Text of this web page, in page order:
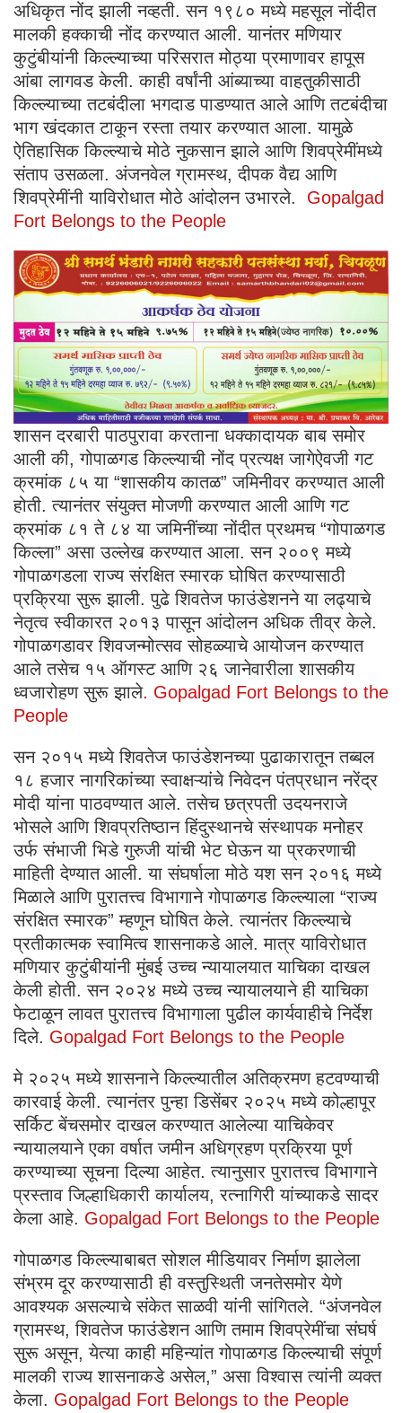
अधिकृत नोंद झाली नव्हती. सन १९८० मध्ये महसूल नोंदीत
मालकी हक्काची नोंद करण्यात आली. यानंतर मणियार
कुटुंबीयांनी किल्ल्याच्या परिसरात मोठ्या प्रमाणावर हापूस
आंबा लागवड केली. काही वर्षांनी आंब्याच्या वाहतुकीसाठी
किल्ल्याच्या तटबंदीला भगदाड पाडण्यात आले आणि तटबंदीचा
भाग खंदकात टाकून रस्ता तयार करण्यात आला. यामुळे
ऐतिहासिक किल्ल्याचे मोठे नुकसान झाले आणि शिवप्रेमींमध्ये
संताप उसळला. अंजनवेल ग्रामस्थ, दीपक वैद्य आणि
शिवप्रेमींनी याविरोधात मोठे आंदोलन उभारले. Gopalgad
Fort Belongs to the People
शासन दरबारी पाठपुरावा करताना धक्कादायक बाब समोर
आली की, गोपाळगड किल्ल्याची नोंद प्रत्यक्ष जागेऐवजी गट
क्रमांक ८५ या “शासकीय कातळ” जमिनीवर करण्यात आली
होती. त्यानंतर संयुक्त मोजणी करण्यात आली आणि गट
क्रमांक ८१ ते ८४ या जमिनींच्या नोंदीत प्रथमच “गोपाळगड
किल्ला” असा उल्लेख करण्यात आला. सन २००९ मध्ये
गोपाळगडला राज्य संरक्षित स्मारक घोषित करण्यासाठी
प्रक्रिया सुरू झाली. पुढे शिवतेज फाउंडेशनने या लढ्याचे
नेतृत्व स्वीकारत २०१३ पासून आंदोलन अधिक तीव्र केले.
गोपाळगडावर शिवजन्मोत्सव सोहळ्याचे आयोजन करण्यात
आले तसेच १५ ऑगस्ट आणि २६ जानेवारीला शासकीय
ध्वजारोहण सुरू झाले. Gopalgad Fort Belongs to the
People
सन २०१५ मध्ये शिवतेज फाउंडेशनच्या पुढाकारातून तब्बल
१८ हजार नागरिकांच्या स्वाक्षऱ्यांचे निवेदन पंतप्रधान नरेंद्र
मोदी यांना पाठवण्यात आले. तसेच छत्रपती उदयनराजे
भोसले आणि शिवप्रतिष्ठान हिंदुस्थानचे संस्थापक मनोहर
उर्फ संभाजी भिडे गुरुजी यांची भेट घेऊन या प्रकरणाची
माहिती देण्यात आली. या संघर्षाला मोठे यश सन २०१६ मध्ये
मिळाले आणि पुरातत्त्व विभागाने गोपाळगड किल्ल्याला “राज्य
संरक्षित स्मारक” म्हणून घोषित केले. त्यानंतर किल्ल्याचे
प्रतीकात्मक स्वामित्व शासनाकडे आले. मात्र याविरोधात
मणियार कुटुंबीयांनी मुंबई उच्च न्यायालयात याचिका दाखल
केली होती. सन २०२४ मध्ये उच्च न्यायालयाने ही याचिका
फेटाळून लावत पुरातत्त्व विभागाला पुढील कार्यवाहीचे निर्देश
दिले. Gopalgad Fort Belongs to the People
मे २०२५ मध्ये शासनाने किल्ल्यातील अतिक्रमण हटवण्याची
कारवाई केली. त्यानंतर पुन्हा डिसेंबर २०२५ मध्ये कोल्हापूर
सर्किट बेंचसमोर दाखल करण्यात आलेल्या याचिकेवर
न्यायालयाने एका वर्षात जमीन अधिग्रहण प्रक्रिया पूर्ण
करण्याच्या सूचना दिल्या आहेत. त्यानुसार पुरातत्त्व विभागाने
प्रस्ताव जिल्हाधिकारी कार्यालय, रत्नागिरी यांच्याकडे सादर
केला आहे. Gopalgad Fort Belongs to the People
गोपाळगड किल्ल्याबाबत सोशल मीडियावर निर्माण झालेला
संभ्रम दूर करण्यासाठी ही वस्तुस्थिती जनतेसमोर येणे
आवश्यक असल्याचे संकेत साळवी यांनी सांगितले. “अंजनवेल
ग्रामस्थ, शिवतेज फाउंडेशन आणि तमाम शिवप्रेमींचा संघर्ष
सुरू असून, येत्या काही महिन्यांत गोपाळगड किल्ल्याची संपूर्ण
मालकी राज्य शासनाकडे असेल,” असा विश्वास त्यांनी व्यक्त
केला. Gopalgad Fort Belongs to the People